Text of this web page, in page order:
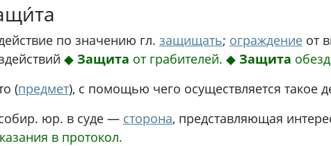
по значению гл. защищать; ограждение от
◆ Защита от грабителей. ◆ Защита
(предмет), с помощью чего осуществляется такое
юр. в суде — сторона, представляющая
в протокол.